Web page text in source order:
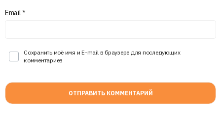
Email*
Сохранить моё имя и E-mail в браузере для последующих
комментариев